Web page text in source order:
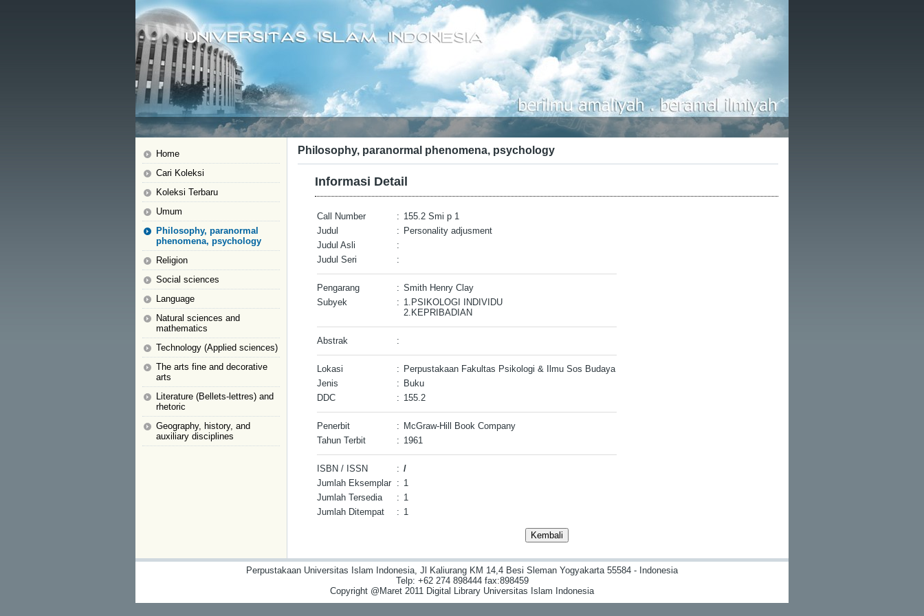
Home
Cari Koleksi
Koleksi Terbaru
Umum
Philosophy, paranormal
phenomena, psychology
Religion
Social sciences
Language
Natural sciences and
mathematics
Technology (Applied sciences)
The arts fine and decorative
arts
Literature (Bellets-lettres) and
rhetoric
Geography, history, and
auxiliary disciplines
Philosophy, paranormal phenomena, psychology
Informasi Detail
Call Number : 155.2 Smi p 1
Judul
: Personality adjusment
Judul Asli
:
Judul Seri
:
Pengarang : Smith Henry Clay
Subyek
: 1.PSIKOLOGI INDIVIDU
2.KEPRIBADIAN
Abstrak :
Lokasi : Perpustakaan Fakultas Psikologi & Ilmu Sos Budaya
Jenis
: Buku
DDC
: 155.2
Penerbit : McGraw-Hill Book Company
Tahun Terbit
: 1961
ISBN / ISSN : /
Jumlah Eksemplar : 1
Jumlah Tersedia
: 1
Jumlah Ditempat
: 1
Perpustakaan Universitas Islam Indonesia, Jl Kaliurang KM 14,4 Besi Sleman Yogyakarta 55584 - Indonesia
Telp: +62 274 898444 fax:898459
Copyright @Maret 2011 Digital Library Universitas Islam Indonesia